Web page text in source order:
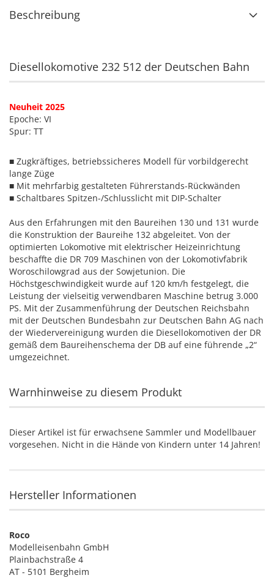
Beschreibung
Diesellokomotive 232 512 der Deutschen Bahn
Neuheit 2025
Epoche: VI
Spur: TT
■ Zugkräftiges, betriebssicheres Modell für vorbildgerecht
lange Züge
■ Mit mehrfarbig gestalteten Führerstands-Rückwänden
■ Schaltbares Spitzen-/Schlusslicht mit DIP-Schalter
Aus den Erfahrungen mit den Baureihen 130 und 131 wurde
die Konstruktion der Baureihe 132 abgeleitet. Von der
optimierten Lokomotive mit elektrischer Heizeinrichtung
beschaffte die DR 709 Maschinen von der Lokomotivfabrik
Woroschilowgrad aus der Sowjetunion. Die
Höchstgeschwindigkeit wurde auf 120 km/h festgelegt, die
Leistung der vielseitig verwendbaren Maschine betrug 3.000
PS. Mit der Zusammenführung der Deutschen Reichsbahn
mit der Deutschen Bundesbahn zur Deutschen Bahn AG nach
der Wiedervereinigung wurden die Diesellokomotiven der DR
gemäß dem Baureihenschema der DB auf eine führende „2“
umgezeichnet.
Warnhinweise zu diesem Produkt
Dieser Artikel ist für erwachsene Sammler und Modellbauer
vorgesehen. Nicht in die Hände von Kindern unter 14 Jahren!
Hersteller Informationen
Roco
Modelleisenbahn GmbH
Plainbachstraße 4
AT - 5101 Bergheim